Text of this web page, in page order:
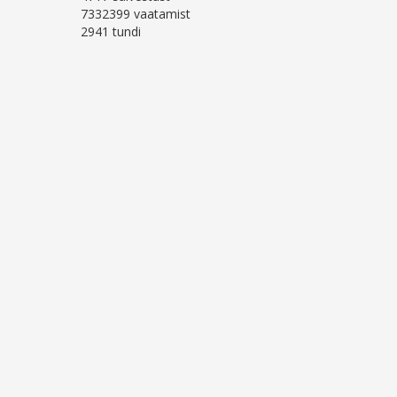
7332399 vaatamist
2941 tundi